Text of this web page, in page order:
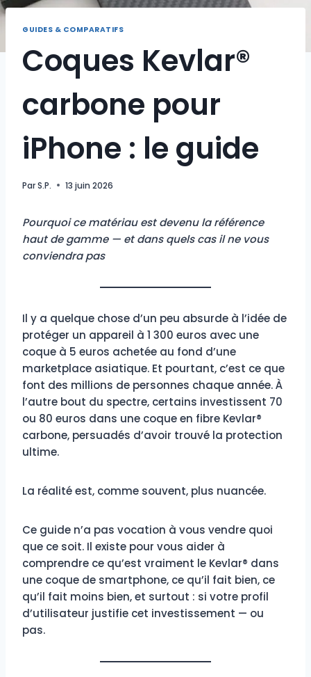
GUIDES & COMPARATIFS
Coques Kevlar®
carbone pour
iPhone : le guide
ParS.P. 13 juin 2026
Pourquoi ce matériau est devenu la référence
haut de gamme — et dans quels cas il ne vous
conviendra pas
Il y a quelque chose d’un peu absurde à l’idée de
protéger un appareil à 1 300 euros avec une
coque à 5 euros achetée au fond d’une
marketplace asiatique. Et pourtant, c’est ce que
font des millions de personnes chaque année. À
l’autre bout du spectre, certains investissent 70
ou 80 euros dans une coque en fibre Kevlar®
carbone, persuadés d’avoir trouvé la protection
ultime.
La réalité est, comme souvent, plus nuancée.
Ce guide n’a pas vocation à vous vendre quoi
que ce soit. Il existe pour vous aider à
comprendre ce qu’est vraiment le Kevlar® dans
une coque de smartphone, ce qu’il fait bien, ce
qu’il fait moins bien, et surtout : si votre profil
d’utilisateur justifie cet investissement — ou
pas.